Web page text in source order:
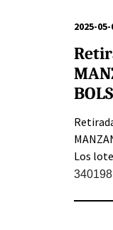
2025-05-
Los
340198